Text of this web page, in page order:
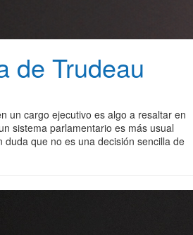
de Trudeau
un cargo ejecutivo es algo a resaltar en
sistema parlamentario es más usual
duda que no es una decisión sencilla de